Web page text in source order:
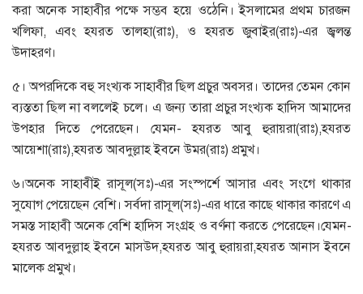
করা অনেক সাহাবীর পক্ষে সম্ভব হয়ে ওঠেনি। ইসলামের প্রথম চারজন
খলিফা, এবং হযরত তালহা(রাঃ), ও হযরত জুবাইর(রাঃ)-এর জ্বলন্ত
উদাহরণ।
৫। অপরদিকে বহু সংখ্যক সাহাবীর ছিল প্রচুর অবসর। তাদের তেমন কোন
ব্যস্ততা ছিল না বললেই চলে। এ জন্য তারা প্রচুর সংখ্যক হাদিস আমাদের
উপহার দিতে পেরেছেন। যেমন- হযরত আবু হুরায়রা(রাঃ),হযরত
আয়েশা(রাঃ),হযরত আবদুল্লাহ ইবনে উমর(রাঃ) প্রমুখ।
৬।অনেক সাহাবীই রাসূল(সঃ)-এর সংস্পর্শে আসার এবং সংগে থাকার
সুযোগ পেয়েছেন বেশি। সর্বদা রাসূল(সঃ)-এর ধারে কাছে থাকার কারণে এ
সমস্ত সাহাবী অনেক বেশি হাদিস সংগ্রহ ও বর্ণনা করতে পেরেছেন।যেমন-
হযরত আবদুল্লাহ ইবনে মাসউদ,হযরত আবু হুরায়রা,হযরত আনাস ইবনে
মালেক প্রমুখ।